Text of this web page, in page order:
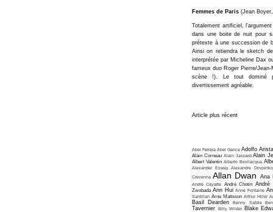
Femmes de Paris (Jean
Totalement artificiel,
dans une boite de nuit pour
prétexte à une succession de
Ainsi on retiendra le sketch
interprétée par Micheline Dax
fameux duo Roger Pierre/
scène !). Le tout dominé
divertissement agréable.
Article plus récent
Abel Ferrara Abel Gance Adolfo
Alain Corneau Alain Jaspard Alain
Albert Valentin Alberto Bevilacqua
Alexander Esway Alexandre Dovjenko
Crevenna Allan Dwan Ana
André Cayatte André Chotin André
Zwobada Ann Hui Anne Fontaine
Santillan Arne Mattsson Arthur Hiller
Basil Dearden Benny Safdie
Tavernier Billy Wilder Blake